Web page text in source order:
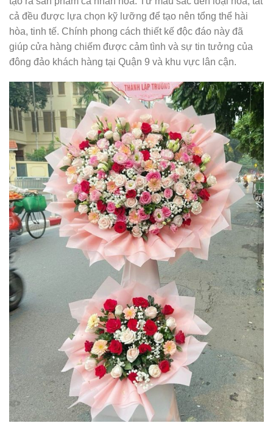
cả đều được lựa chọn kỹ lưỡng để tạo nên tổng thể hài
hòa, tinh tế. Chính phong cách thiết kế độc đáo này đã
giúp cửa hàng chiếm được cảm tình và sự tin tưởng của
đông đảo khách hàng tại Quận 9 và khu vực lân cận.